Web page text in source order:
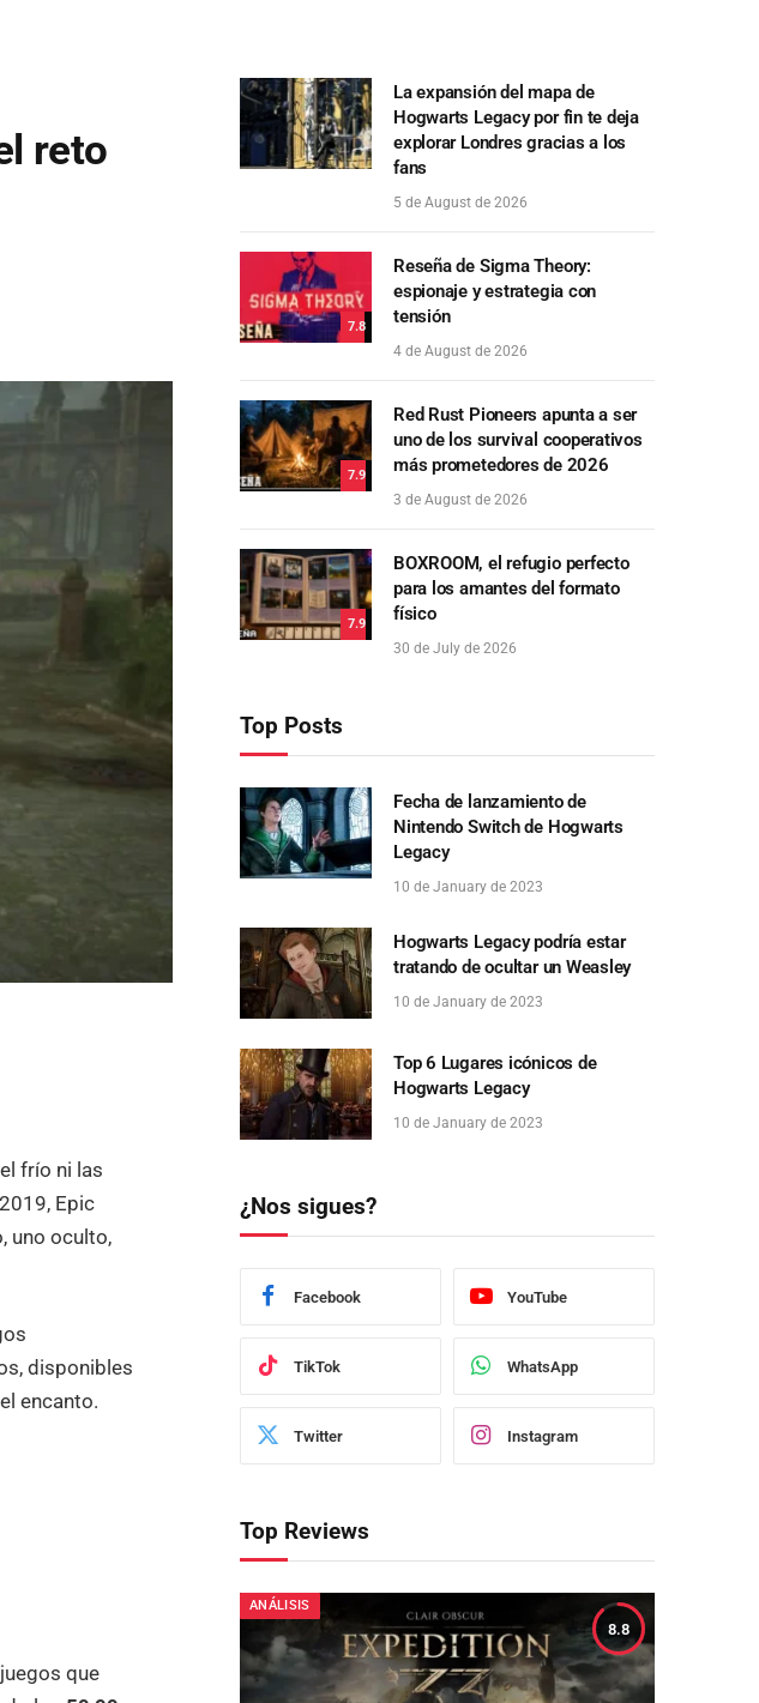
reto
frío ni las
Epic
uno oculto,
disponibles
encanto.
que
La expansión del mapa de
Hogwarts Legacy por fin te deja
explorar Londres gracias a los
fans
5 de August de 2026
7.8
Reseña de Sigma Theory:
espionaje y estrategia con
tensión
4 de August de 2026
7.9
Red Rust Pioneers apunta a ser
uno de los survival cooperativos
más prometedores de 2026
3 de August de 2026
7.9
BOXROOM, el refugio perfecto
para los amantes del formato
físico
30 de July de 2026
Top Posts
Fecha de lanzamiento de
Nintendo Switch de Hogwarts
Legacy
10 de January de 2023
Hogwarts Legacy podría estar
tratando de ocultar un Weasley
10 de January de 2023
Top 6 Lugares icónicos de
Hogwarts Legacy
10 de January de 2023
¿Nos sigues?
Facebook YouTube
TikTok WhatsApp
Twitter Instagram
Top Reviews
8.8
ANÁLISIS